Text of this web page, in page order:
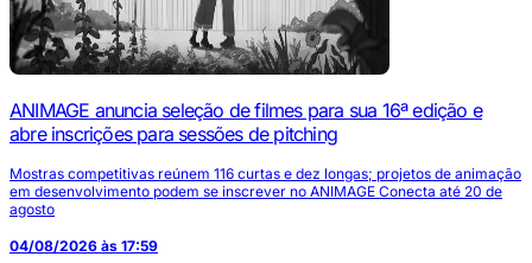
ANIMAGE anuncia seleção de filmes para sua 16ª edição e
abre inscrições para sessões de pitching
Mostras competitivas reúnem 116 curtas e dez longas; projetos de animação
em desenvolvimento podem se inscrever no ANIMAGE Conecta até 20 de
agosto
04/08/2026 às 17:59